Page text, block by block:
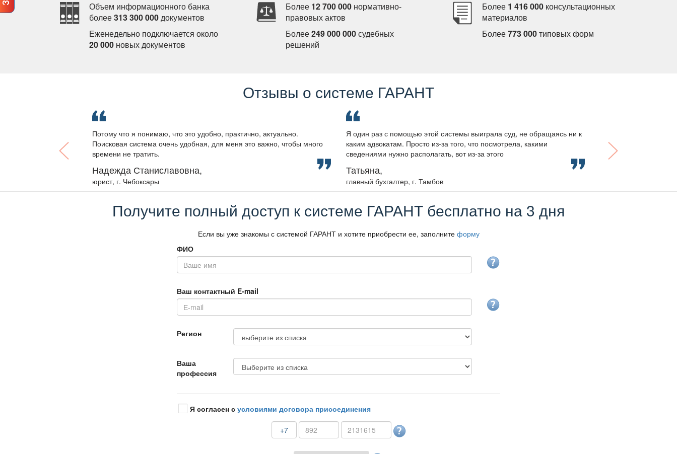
Объем информационного банка
олее313 300 000документо
Еженедельно подключается около
20 000 новых документо
Более 12 700 000 нормативно-
правовых акто
Более249 000 000судебных
решений
Более 1 416 000 консультационных
материало
Более773 000типовых форм
Отзывы о системе ГАРАНТ
Потому что я понимаю, что это удобно, практично, актуально.
Поисковая система очень удобная, для меня это важно, чтобы много
ремени не тратить.
Надежда Станиславовна,
юрист, г. Чебоксары
Я один раз с помощью этой системы выиграла суд, не обращаясь ни к
каким адвокатам. Просто из-за того, что посмотрела, какими
сведениями нужно располагать, вот из-за этого
Татьяна,
лавный бухгалтер, г. Тамбо
Получите полный доступ к системе ГАРАНТ бесплатно на 3 дня
Если вы уже знакомы с системой ГАРАНТ и хотите приобрести ее, заполните форму
ФИО
аш контактный E-mail
Регион
аша
профессия
Я согласен с условиями договора присоединения
+7